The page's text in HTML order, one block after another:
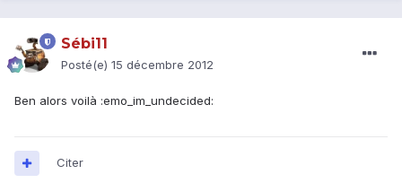
Sébi11
Posté(e) 15 décembre 2012
Ben alors voilà :emo_im_undecided:
Citer